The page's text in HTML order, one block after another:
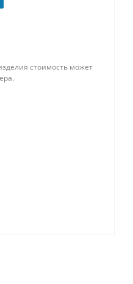
стоимость может